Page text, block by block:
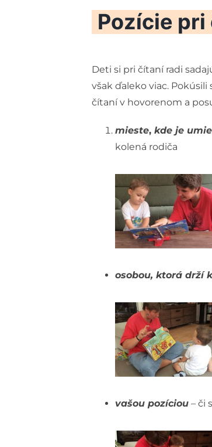
Pozície
Deti si pri čítaní radi
však ďaleko viac.
čítaní v hovorenom a
mieste, kde je
kolená rodiča
osobou, ktorá drží
vašou pozíciou– či